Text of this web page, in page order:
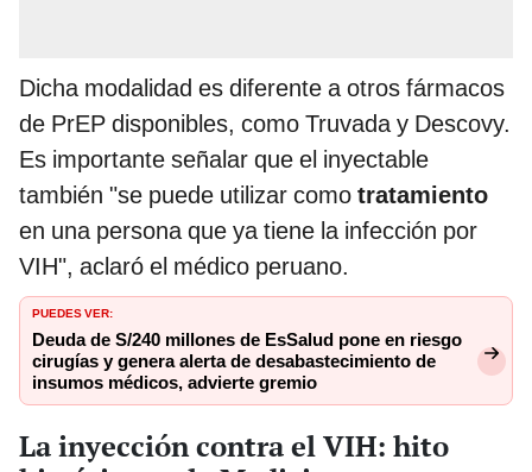
Dicha modalidad es diferente a otros fármacos
de PrEP disponibles, como Truvada y Descovy.
Es importante señalar que el inyectable
también "se puede utilizar como tratamiento
en una persona que ya tiene la infección por
VIH", aclaró el médico peruano.
PUEDES VER:
Deuda de S/240 millones de EsSalud pone en riesgo
cirugías y genera alerta de desabastecimiento de
insumos médicos, advierte gremio
La inyección contra el VIH: hito